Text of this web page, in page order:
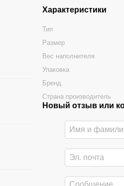
Характеристики
Тип
Размер
Вес наполнителя
Упаковка
Бренд
Страна производитель
Новый отзыв или